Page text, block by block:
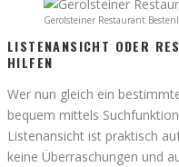
Gerolsteiner Restaurant
LISTENANSICHT ODER
HILFEN
Wer nun gleich ein
bequem mittels
Listenansicht ist praktisch
keine Überraschungen und